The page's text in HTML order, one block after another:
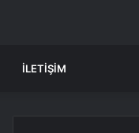
İLETIŞIM